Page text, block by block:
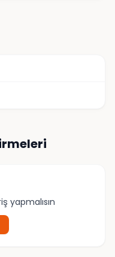
yapmalısın